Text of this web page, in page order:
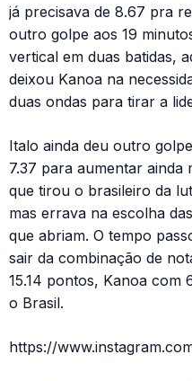
já precisava de 8.67 pra
outro golpe aos 19
vertical em duas batidas,
deixou Kanoa na
duas ondas para tirar a
Italo ainda deu outro
7.37 para aumentar ainda
que tirou o brasileiro da
mas errava na escolha
que abriam. O tempo
sair da combinação de
15.14 pontos, Kanoa com
o Brasil.
https://